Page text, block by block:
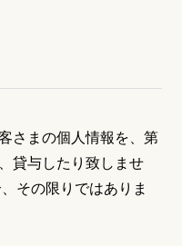
さまの個人情報を、第
貸与したり致しませ
その限りではありま